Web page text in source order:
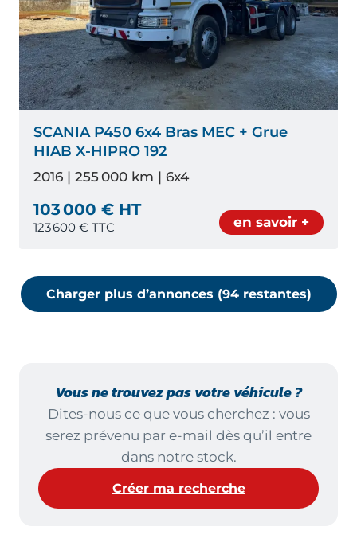
SCANIA P450 6x4 Bras MEC + Grue
HIAB X-HIPRO 192
2016 | 255 000 km | 6x4
103 000 € HT
123 600 € TTC en savoir +
Charger plus d’annonces (94restantes)
Vous ne trouvez pas votre véhicule ?
Dites-nous ce que vous cherchez : vous
serez prévenu par e-mail dès qu’il entre
dans notre stock.
Créer ma recherche